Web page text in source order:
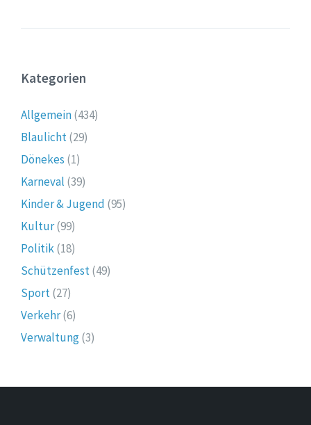
Kategorien
Allgemein(434)
Blaulicht(29)
Dönekes (1)
Karneval (39)
Kinder & Jugend (95)
Kultur(99)
Politik(18)
Schützenfest(49)
Sport(27)
Verkehr(6)
Verwaltung(3)